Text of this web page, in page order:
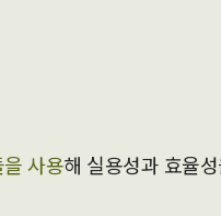
사용해 실용성과 효율